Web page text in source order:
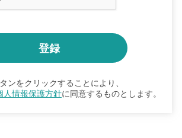
ンをクリックすることにより、
人情報保護方針に同意するものとします。